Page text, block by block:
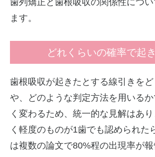
ます。
どれくらいの確率で起
歯根吸収が起きたとする線引きを
や、どのような判定方法を用いるか
く変わるため、統一的な見解はあ
く軽度のものが1歯でも認められた
は複数の論文で80%程の出現率が